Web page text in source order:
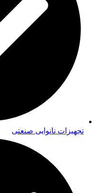
تجهیزات نانوایی صنعتی